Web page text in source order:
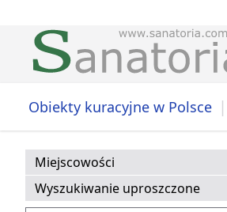
Obiekty kuracyjne w Polsce |
Miejscowości
Wyszukiwanie uproszczone